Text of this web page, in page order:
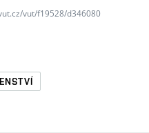
vut/f19528/d346080